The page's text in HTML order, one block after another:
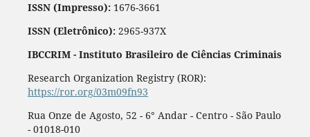
ISSN (Impresso):1676-3661
ISSN (Eletrônico):2965-937X
IBCCRIM - Instituto Brasileiro de Ciências Criminais
Research Organization Registry (ROR):
https://ror.org/03m09fn93
Rua Onze de Agosto, 52 - 6° Andar - Centro - São Paulo
- 01018-010